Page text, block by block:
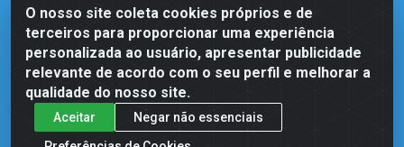
O nosso site coleta cookies próprios e de
terceiros para proporcionar uma experiência
personalizada ao usuário, apresentar publicidade
relevante de acordo com o seu perfil e melhorar a
qualidade do nosso site.
Aceitar
Negar não essenciais
Casa Norte LTDA - Av. Interventor Mário Câmara, 1815 -
Dix-Sept Rosado, Natal/RN - CEP 59054-600 - CNPJ
08.713.513/0001-51